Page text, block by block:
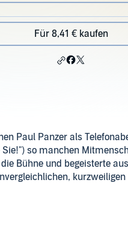
Für 8,41 € kaufen
Paul Panzer als
so manchen
Bühne und begeisterte
als Live-Mitschnitt als
Live" gibt sich Paul Panzer